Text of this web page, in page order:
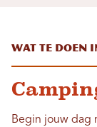
Wat te doen
Begin jouw dag